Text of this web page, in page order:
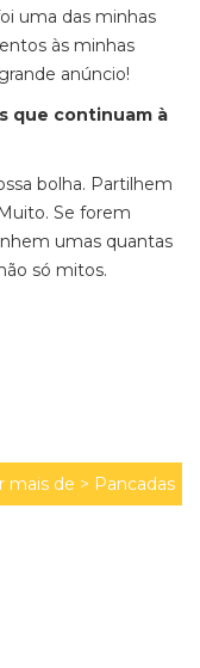
uma das minhas
às minhas
anúncio!
que continuam à
bolha. Partilhem
Se forem
umas quantas
só mitos.
mais de > Pancadas